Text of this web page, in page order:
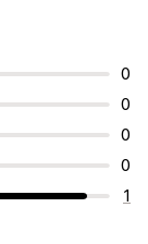
0
0
0
0
1